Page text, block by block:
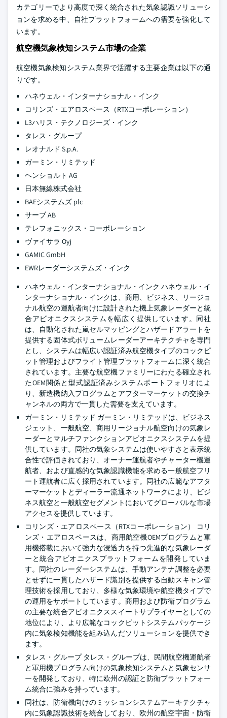
カテゴリーでより高度で深く統合された気象認識ソリューシ
ョンを求める中、自社プラットフォームへの需要を強化して
います。
航空機気象検知システム市場の企業
航空機気象検知システム業界で活躍する主要企業は以下の通
りです。
ハネウェル・インターナショナル・インク
コリンズ・エアロスペース（RTXコーポレーション）
L3ハリス・テクノロジーズ・インク
タレス・グループ
レオナルド S.p.A.
ガーミン・リミテッド
ヘンショルト AG
日本無線株式会社
BAEシステムズ plc
サーブ AB
テレフォニックス・コーポレーション
ヴァイサラ Oyj
GAMIC GmbH
EWRレーダーシステムズ・インク
ハネウェル・インターナショナル・インク ハネウェル・イ
ンターナショナル・インクは、商用、ビジネス、リージョ
ナル航空の運航者向けに設計された機上気象レーダーと統
合アビオニクスシステムを幅広く提供しています。同社
は、自動化された嵐セルマッピングとハザードアラートを
提供する固体式ボリュームレーダーアーキテクチャを専門
とし、システムは幅広い認証済み航空機タイプのコックピ
ット管理およびフライト管理プラットフォームに深く統合
されています。主要な航空機ファミリーにわたる確立され
たOEM関係と型式認証済みシステムポートフォリオによ
り、新造機納入プログラムとアフターマーケットの交換チ
ャンネルの両方で一貫した需要を支えています。
ガーミン・リミテッド ガーミン・リミテッドは、ビジネス
ジェット、一般航空、商用リージョナル航空向けの気象レ
ーダーとマルチファンクションアビオニクスシステムを提
供しています。同社の気象システムは使いやすさと表示統
合性で評価されており、オーナー運航者やチャーター機運
航者、および直感的な気象認識機能を求める一般航空フリ
ート運航者に広く採用されています。同社の広範なアフタ
ーマーケットとディーラー流通ネットワークにより、ビジ
ネス航空と一般航空セグメントにおいてグローバルな市場
アクセスを提供しています。
コリンズ・エアロスペース（RTXコーポレーション）
コリ
ンズ・エアロスペースは、商用航空機OEMプログラムと軍
用機搭載において強力な浸透力を持つ先進的な気象レーダ
ーと統合アビオニクスプラットフォームを開発していま
す。同社のレーダーシステムは、手動アンテナ調整を必要
とせずに一貫したハザード識別を提供する自動スキャン管
理技術を採用しており、多様な気象環境や航空機タイプで
の運用をサポートしています。商用および防衛プログラム
の主要な統合アビオニクススイートサプライヤーとしての
地位により、より広範なコックピットシステムパッケージ
内に気象検知機能を組み込んだソリューションを提供でき
ます。
タレス・グループタレス・グループは、民間航空機運航者
と軍用機プログラム向けの気象検知システムと気象センサ
ーを開発しており、特に欧州の認証と防衛プラットフォー
ム統合に強みを持っています。
同社は、防衛機向けのミッションシステムアーキテクチャ
内に気象認識技術を統合しており、欧州の航空宇宙・防衛